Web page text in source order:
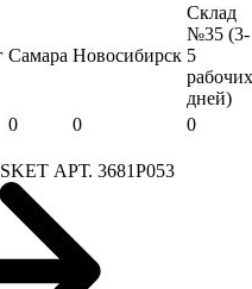
Самара Новосибирск
Склад
№35 (3-
5
рабочих
дней)
0 0
0
АРТ. 3681P053